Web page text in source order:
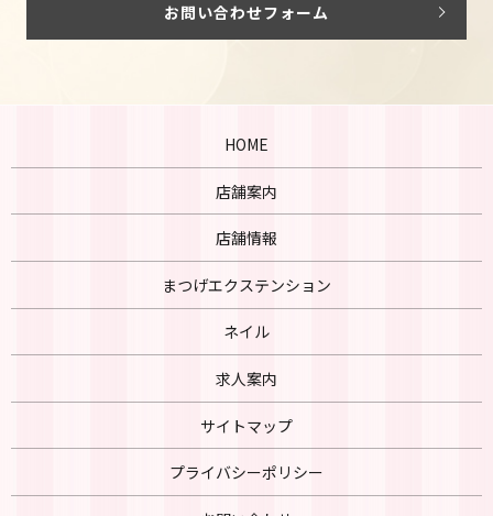
お問い合わせフォーム
HOME
店舗案内
店舗情報
まつげエクステンション
ネイル
求人案内
サイトマップ
プライバシーポリシー